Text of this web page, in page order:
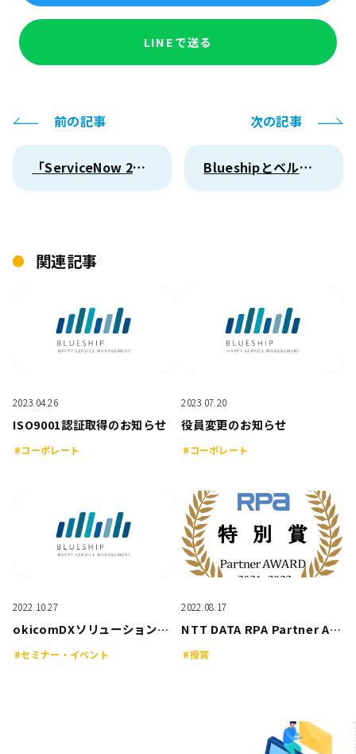
LINEで送る
前の記事
「ServiceNow 2024 Partner Award」の授賞式に参加しました。
次の記事
Blueshipとベルシステム24、自治体DXを支援する住民接点サービス開発に向けた業務提携契約を締結
関連記事
2023.04.26
ISO9001認証取得のお知らせ
#コーポレート
2023.07.20
役員変更のお知らせ
#コーポレート
2022.10.27
okicomDXソリューションEXPO2022に出展します！
#セミナー・イベント
2022.08.17
NTT DATA RPA Partner AWARD 2021-2022 特別賞 を受賞しました。
#授賞